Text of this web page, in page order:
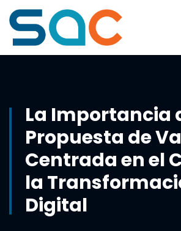
La Importancia
Propuesta de
Centrada en el
la
Digital